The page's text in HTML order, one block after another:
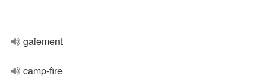
gaiement
camp-fire